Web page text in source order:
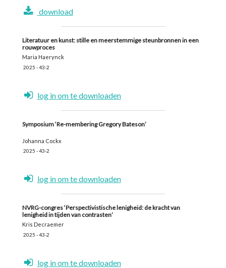
download
Literatuur en kunst: stille en meerstemmige steunbronnen in een
rouwproces
Maria Haerynck
2025 - 43-2
log in om te downloaden
Symposium ‘Re-membering Gregory Bateson’
Johanna Cockx
2025 - 43-2
log in om te downloaden
NVRG-congres ‘Perspectivistische lenigheid: de kracht van
lenigheid in tijden van contrasten’
Kris Decraemer
2025 - 43-2
log in om te downloaden